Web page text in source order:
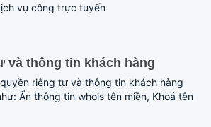
vụ công trực tuyến
và thông tin khách hàng
riêng tư và thông tin khách hàng
Ẩn thông tin whois tên miền, Khoá tên